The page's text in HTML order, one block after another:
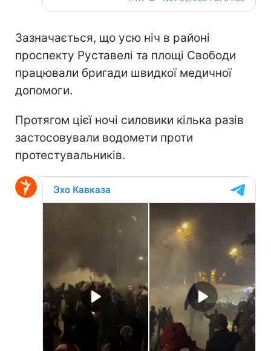
Зазначається, що усю ніч в районі
проспекту Руставелі та площі Свободи
працювали бригади швидкої медичної
допомоги.
Протягом цієї ночі силовики кілька разів
застосовували водомети проти
протестувальників.